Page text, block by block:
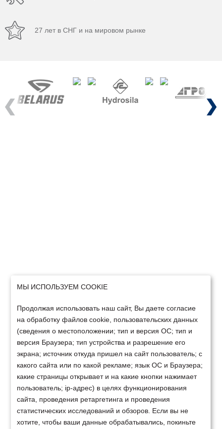
27 лет в СНГ и на мировом рынке
Previous Next
МЫ ИСПОЛЬЗУЕМ COOKIE
Продолжая использовать наш сайт, Вы даете согласие
на обработку файлов cookie, пользовательских данных
(сведения о местоположении; тип и версия ОС; тип и
версия Браузера; тип устройства и разрешение его
экрана; источник откуда пришел на сайт пользователь; с
какого сайта или по какой рекламе; язык ОС и Браузера;
какие страницы открывает и на какие кнопки нажимает
пользователь; ip-адрес) в целях функционирования
сайта, проведения ретаргетинга и проведения
статистических исследований и обзоров. Если вы не
хотите, чтобы ваши данные обрабатывались, покиньте